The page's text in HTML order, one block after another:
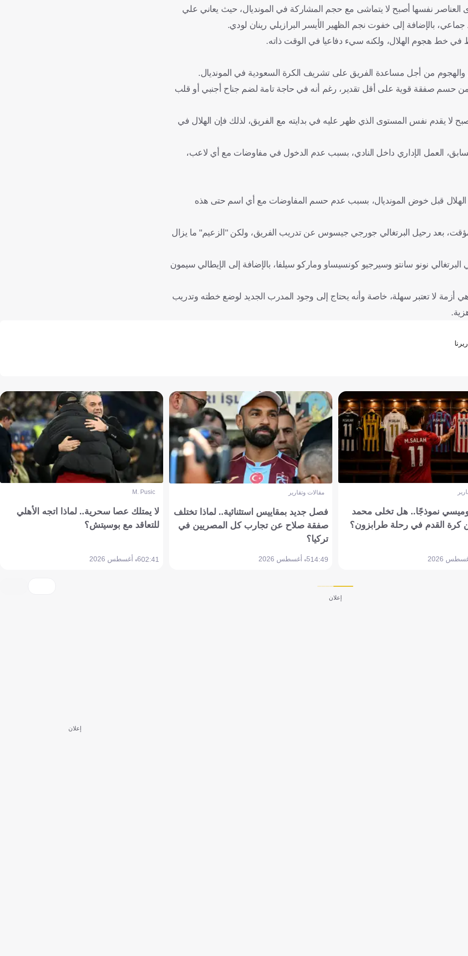
العناصر نفسها أصبح لا يتماشى مع حجم المشاركة في المونديال، حيث يعاني علي
بالإضافة إلى خفوت نجم الظهير الأيسر البرازيلي رينان لودي.
فقط في خط هجوم الهلال، ولكنه سيء دفاعيا في الوقت ذاته.
من أجل مساعدة الفريق على تشريف الكرة السعودية في المونديال.
من حسم صفقة قوية على أقل تقدير، رغم أنه في حاجة تامة لضم جناح أجنبي أو قلب
لا يقدم نفس المستوى الذي ظهر عليه في بدايته مع الفريق، لذلك فإن الهلال في
العمل الإداري داخل النادي، بسبب عدم الدخول في مفاوضات مع أي لاعب،
الهلال قبل خوض المونديال، بسبب عدم حسم المفاوضات مع أي اسم حتى هذه
مؤقت، بعد رحيل البرتغالي جورجي جيسوس عن تدريب الفريق، ولكن "الزعيم" ما يزال
البرتغالي نونو سانتو وسيرجيو كونسيساو وماركو سيلفا، بالإضافة إلى الإيطالي سيمون
لا تعتبر سهلة، خاصة وأنه يحتاج إلى وجود المدرب الجديد لوضع خطته وتدريب
وميسي نموذجًا.. هل تخلى محمد
كرة القدم في رحلة طرابزون؟
مقالات وتقارير
فصل جديد بمقاييس استثنائية.. لماذا تختلف
صفقة صلاح عن تجارب كل المصريين في
تركيا؟
14:495 أغسطس 2026
M. Pusic
لا يمتلك عصا سحرية.. لماذا اتجه الأهلي
للتعاقد مع بوسيتش؟
02:416 أغسطس 2026
إعلان
إعلان